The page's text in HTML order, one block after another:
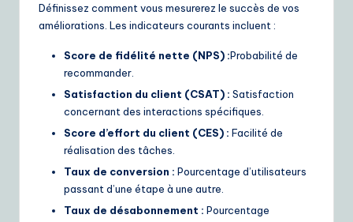
Définissez comment vous mesurerez le succès de vos
améliorations. Les indicateurs courants incluent :
Score de fidélité nette (NPS) :Probabilité de
recommander.
Satisfaction du client (CSAT) : Satisfaction
concernant des interactions spécifiques.
Score d’effort du client (CES) : Facilité de
réalisation des tâches.
Taux de conversion : Pourcentage d’utilisateurs
passant d’une étape à une autre.
Taux de désabonnement : Pourcentage